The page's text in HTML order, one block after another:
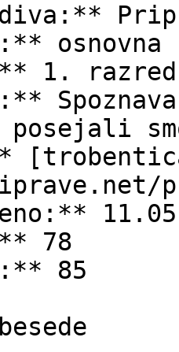
osnovna
1. razred
78
85